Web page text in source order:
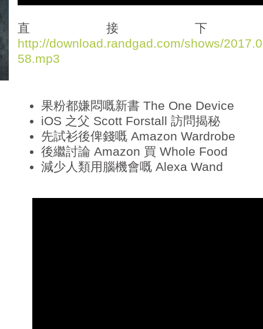
i
o
P
l
直接
http://download.randgad.com/shows/
58.mp3
果粉都嫌悶嘅新書 The One Device
iOS 之父 Scott Forstall 訪問揭秘
先試衫後俾錢嘅 Amazon Wardrobe
後繼討論 Amazon 買 Whole Food
減少人類用腦機會嘅 Alexa Wand